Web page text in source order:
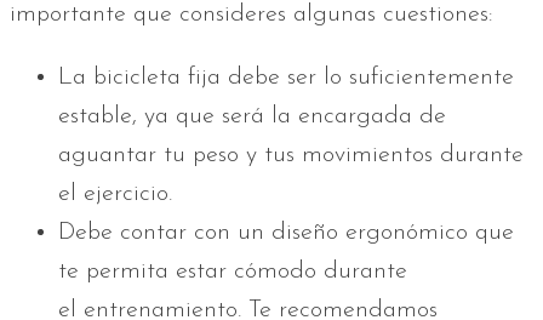
importante que consideres algunas cuestiones:
La bicicleta fija debe ser lo suficientemente
estable, ya que será la encargada de
aguantar tu peso y tus movimientos durante
el ejercicio.
Debe contar con un diseño ergonómico que
te permita estar cómodo durante
el entrenamiento. Te recomendamos